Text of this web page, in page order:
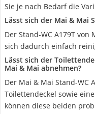
Sie je nach Bedarf die
Lässt sich der Mai & Mai
Der Stand-WC A179T
sich dadurch einfach
Lässt sich der
Mai & Mai abnehmen?
Der Mai & Mai Stand-WC
Toilettendeckel sowie
können diese beiden